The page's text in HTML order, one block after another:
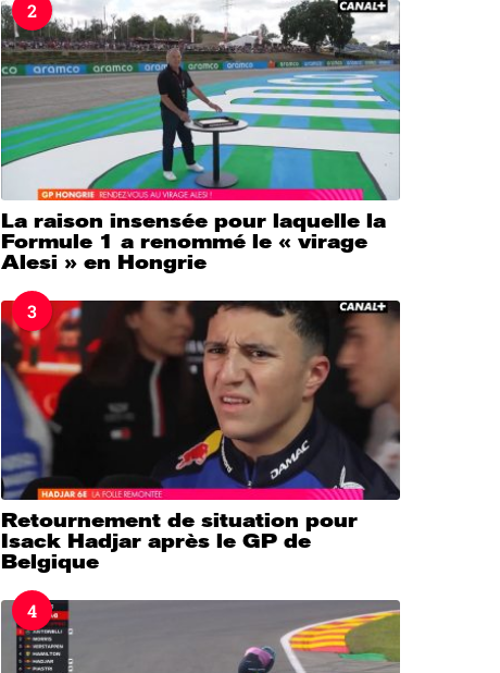
2
La raison insensée pour laquelle la
Formule 1 a renommé le « virage
Alesi » en Hongrie
3
Retournement de situation pour
Isack Hadjar après le GP de
Belgique
4